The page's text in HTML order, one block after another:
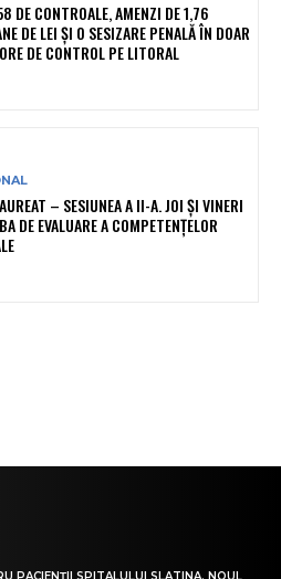
DE CONTROALE, AMENZI DE 1,76
DE LEI ȘI O SESIZARE PENALĂ ÎN DOAR
DE CONTROL PE LITORAL
– SESIUNEA A II-A. JOI ȘI VINERI
DE EVALUARE A COMPETENȚELOR